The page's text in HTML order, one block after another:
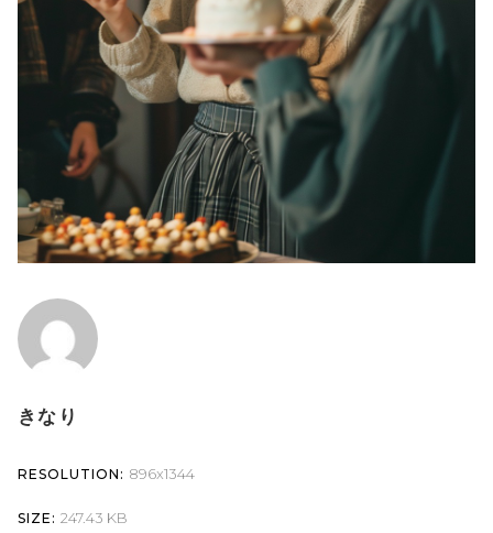
きなり
RESOLUTION: 896x1344
SIZE: 247.43 KB